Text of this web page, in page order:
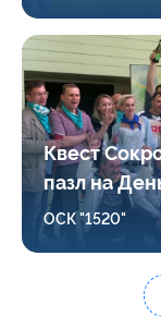
Квест
пазл на
ОСК "1520"